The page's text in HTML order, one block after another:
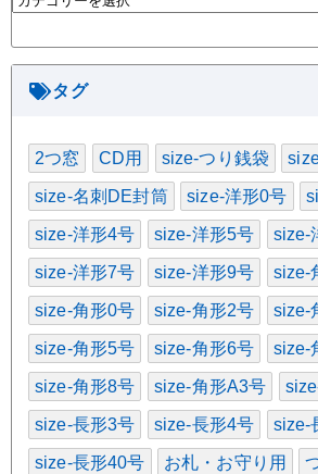
テ
タグ
2つ窓 CD用 size-つり銭袋
size-名刺DE封筒 size-洋形0号
size-洋形4号 size-洋形5号 size-
size-洋形7号 size-洋形9号 size-
size-角形0号 size-角形2号 size-
size-角形5号 size-角形6号 size-
size-角形8号 size-角形A3号
size-長形3号 size-長形4号 size-
size-長形40号 お札・お守り用